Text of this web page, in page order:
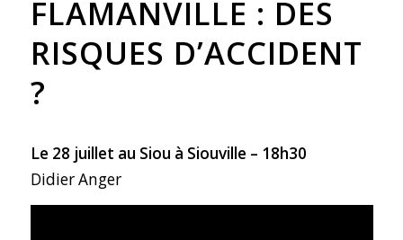
FLAMANVILLE : DES
RISQUES D’ACCIDENT
?
Le 28 juillet au Siou à Siouville – 18h30
Didier Anger